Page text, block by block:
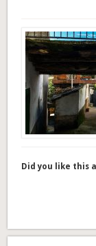
Did you like this